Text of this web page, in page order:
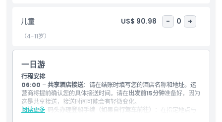
儿童成人政策
接车时间 送车时间
排除项
不适合
儿童 US$ 90.98 - 0 +
（4-11岁）
一日游
行程安排
06:00 –共享酒店接送：请在结账时填写您的酒店名称和地址。运
营商将提前确认您的具体接送时间。请在出发前15分钟准备好，因为
这是共享接送，接送时间可能会有轻微变化。
08:00– 码头办理登船手续（如果自行驾车前往）
：在指定地点与
阅读更多